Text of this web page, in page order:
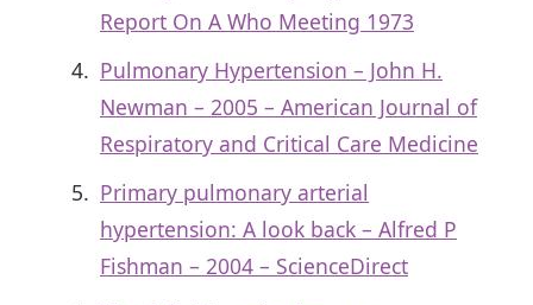
Report On A Who Meeting 1973
Pulmonary Hypertension – John H.
Newman – 2005 – American Journal of
Respiratory and Critical Care Medicine
Primary pulmonary arterial
hypertension: A look back – Alfred P
Fishman – 2004 – ScienceDirect